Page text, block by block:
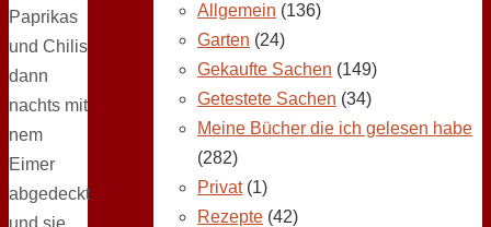
Paprikas
und Chilis
dann
nachts mit
nem
Eimer
abgedeckt
und sie
Allgemein (136)
Garten (24)
Gekaufte Sachen (149)
Getestete Sachen (34)
Meine Bücher die ich gelesen habe
(282)
Privat(1)
Rezepte (42)